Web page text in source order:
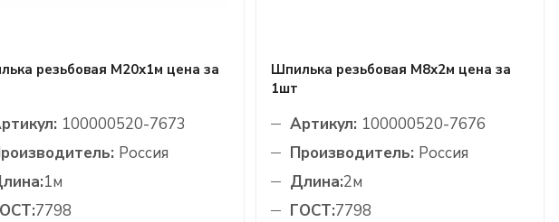
резьбовая М20х1м цена за
100000520-7673
Россия
1м
7798
Шпилька резьбовая М8х2м цена за
1шт
Артикул: 100000520-7676
Производитель: Россия
Длина:2м
ГОСТ:7798